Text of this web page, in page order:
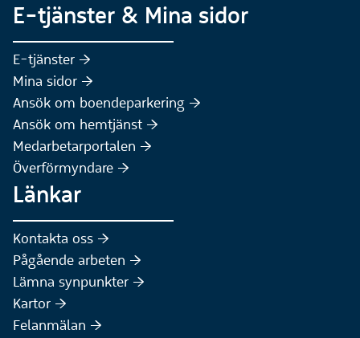
E-tjänster & Mina sidor
E-tjänster :höger:
Mina sidor :höger:
Ansök om boendeparkering :höger:
Ansök om hemtjänst :höger:
Medarbetarportalen :höger:
Överförmyndare :höger:
Länkar
Kontakta oss :höger:
Pågående arbeten :höger:
Lämna synpunkter :höger:
Kartor :höger:
Felanmälan :höger: